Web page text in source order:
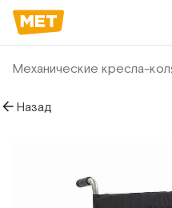
Механические кресла-
Назад